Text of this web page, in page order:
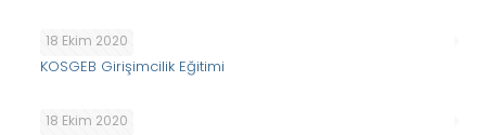
18 Ekim 2020
KOSGEB Girişimcilik Eğitimi
18 Ekim 2020